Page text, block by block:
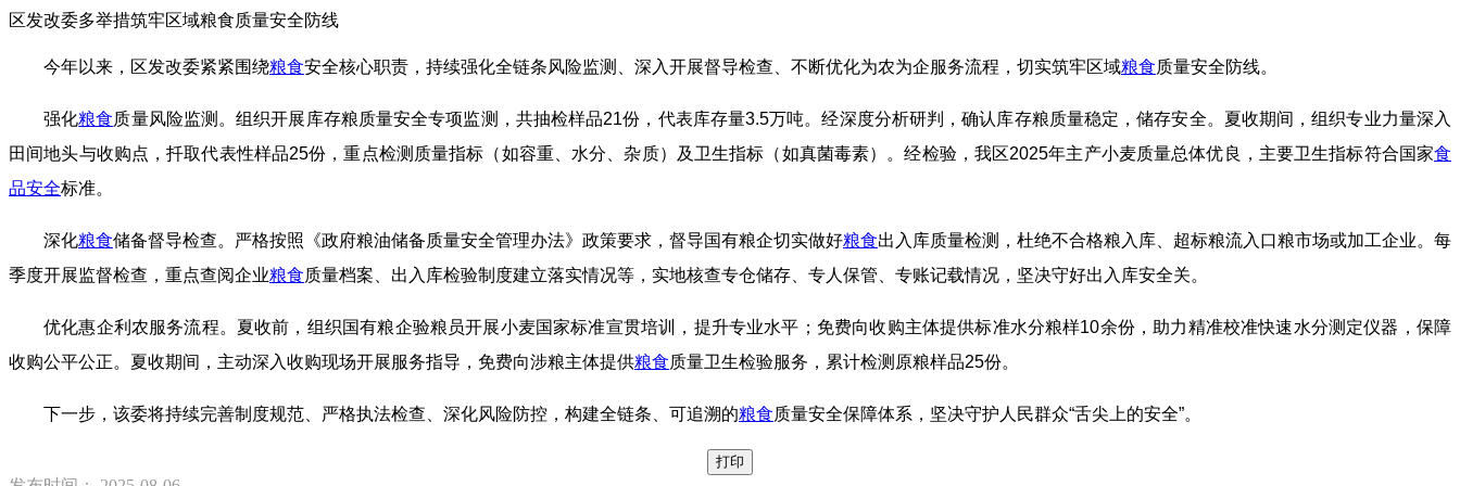
区发改委多举措筑牢区域粮食质量安全防线
今年以来，区发改委紧紧围绕粮食安全核心职责，持续强化全链条风险监测、深入开展督导检查、不断优化为农为企服务流程，切实筑牢区域粮食质量安全防线。
强化粮食质量风险监测。组织开展库存粮质量安全专项监测，共抽检样品21份，代表库存量3.5万吨。经深度分析研判，确认库存粮质量稳定，储存安全。夏收期间，组织专业力量深入
田间地头与收购点，扦取代表性样品25份，重点检测质量指标（如容重、水分、杂质）及卫生指标（如真菌毒素）。经检验，我区2025年主产小麦质量总体优良，主要卫生指标符合国家食
品安全标准。
深化粮食储备督导检查。严格按照《政府粮油储备质量安全管理办法》政策要求，督导国有粮企切实做好粮食出入库质量检测，杜绝不合格粮入库、超标粮流入口粮市场或加工企业。每
季度开展监督检查，重点查阅企业粮食质量档案、出入库检验制度建立落实情况等，实地核查专仓储存、专人保管、专账记载情况，坚决守好出入库安全关。
优化惠企利农服务流程。夏收前，组织国有粮企验粮员开展小麦国家标准宣贯培训，提升专业水平；免费向收购主体提供标准水分粮样10余份，助力精准校准快速水分测定仪器，保障
收购公平公正。夏收期间，主动深入收购现场开展服务指导，免费向涉粮主体提供粮食质量卫生检验服务，累计检测原粮样品25份。
下一步，该委将持续完善制度规范、严格执法检查、深化风险防控，构建全链条、可追溯的粮食质量安全保障体系，坚决守护人民群众“舌尖上的安全”。
打印